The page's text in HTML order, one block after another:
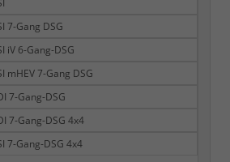
7-Gang DSG
iV 6-Gang-DSG
mHEV 7-Gang DSG
7-Gang-DSG
7-Gang-DSG 4x4
7-Gang-DSG 4x4